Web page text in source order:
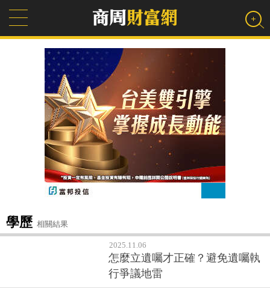
學歷 相關結果
2025.11.06
怎麼立遺囑才正確？避免遺囑執
行爭議地雷